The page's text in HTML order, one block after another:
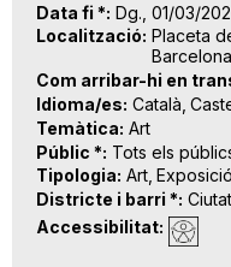
Data fi * Dg., 01/03/
Localització Placeta
Com arribar-hi en
Idioma/es Català
Temàtica Art
Públic * Tots els
Tipologia Art Exposició
Districte i barri *
Accessibilitat